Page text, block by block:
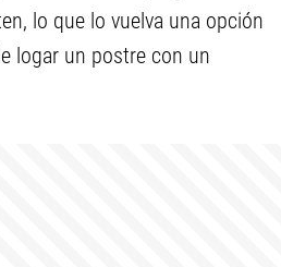
lo que lo vuelva una opción
logar un postre con un